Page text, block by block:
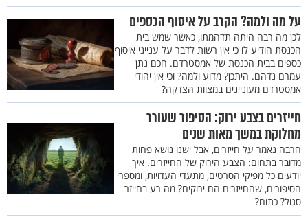
על מה ולמה? הקרב על איסוף הכספים
לכן מה רבה היתה תדהמתו, כאשר שמש בית
הכנסת הודיע לו כי אין רשות לדבר על ענייני איסוף
כספים בבית הכנסת של אמסטרדם. חכם נתן
עמרם נדהם. היתכן? מדוע ולמה? וכי אין יהודי
אמסטרדם מעוניינים במצוות הצדקה?
חייזרים בצבע ירוק: הסיפור שעורר
מחלוקת במשך מאות שנים
הרבה נאמר על חייזרים, אבל ישנו נושא פחות
מדובר בתחום: הצבע הירוק של החייזרים. איך
יודעים כל מפיקי הסרטים, מתעדי העדויות, ומספרי
הסיפורים, שהחייזרים הם ירוקים? מה רע בחייזר
סגול? כתום?